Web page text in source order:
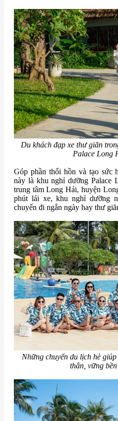
Du khách đạp xe thư giãn
Palace Long
Góp phần thổi hồn và tạo sức
này là khu nghỉ dưỡng Palace
trung tâm Long Hải, huyện
phút lái xe, khu nghỉ dưỡng
chuyến đi ngắn ngày hay thư
Những chuyến du lịch hè
thân, vững